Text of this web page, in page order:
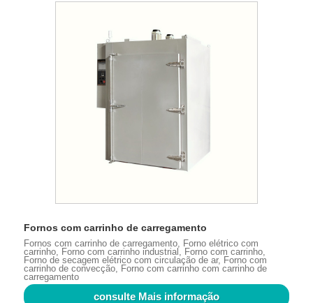
Fornos com carrinho de carregamento
Fornos com carrinho de carregamento, Forno elétrico com
carrinho, Forno com carrinho industrial, Forno com carrinho,
Forno de secagem elétrico com circulação de ar, Forno com
carrinho de convecção, Forno com carrinho com carrinho de
carregamento
consulte Mais informação